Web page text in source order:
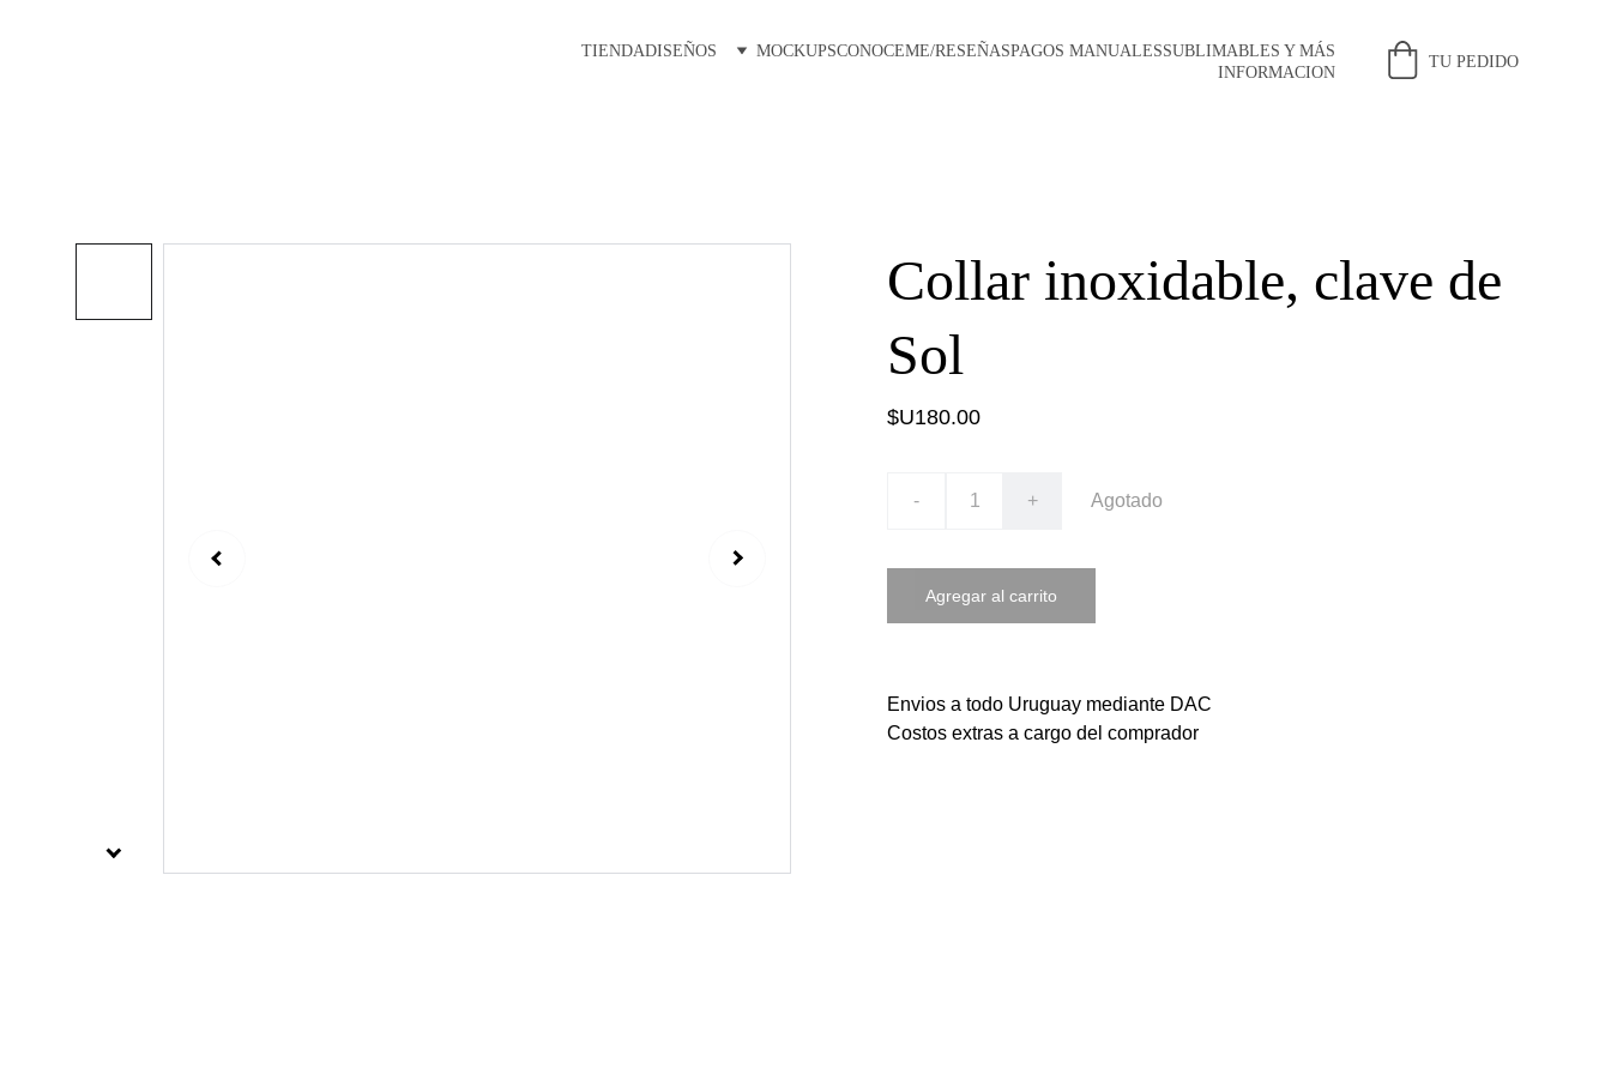
TIENDADISEÑOS MOCKUPSCONOCEME/RESEÑASPAGOS MANUALESSUBLIMABLES Y MÁS
INFORMACION
TU PEDIDO
Collar inoxidable, clave de
Sol
$U180.00
- + Agotado
Agregar al carrito
Envios a todo Uruguay mediante DAC
Costos extras a cargo del comprador